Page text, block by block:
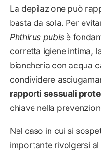
La depilazione può
basta da sola. Per
Phthirus pubisè
corretta igiene intima,
biancheria con acqua
condividere
rapporti sessuali
chiave nella
Nel caso in cui si
importante rivolgersi